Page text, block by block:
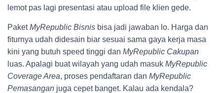
lemot pas lagi presentasi atau upload file klien gede.
PaketMyRepublic Bisnis bisa jadi jawaban lo. Harga dan
fiturnya udah didesain biar sesuai sama gaya kerja masa
kini yang butuh speed tinggi dan MyRepublic Cakupan
luas. Apalagi buat wilayah yang udah masuk MyRepublic
Coverage Area, proses pendaftaran dan MyRepublic
Pemasangan juga cepet banget. Kalau ada kendala?